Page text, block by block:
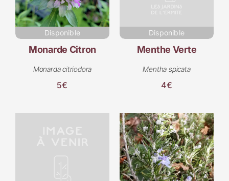
Disponible
Monarde Citron
Monarda citriodora
5€
Disponible
Menthe Verte
Mentha spicata
4€